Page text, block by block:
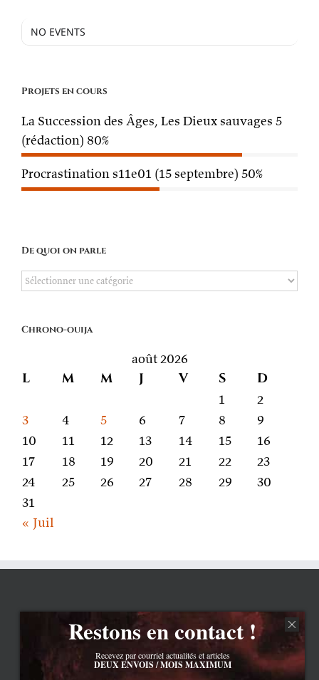
NO EVENTS
Projets en cours
La Succession des Âges, Les Dieux sauvages 5
(rédaction) 80%
Procrastination s11e01 (15 septembre) 50%
De quoi on parle
De
parle
Chrono-ouija
août 2026
L M M J V S D
1
2
3
4 5 6 7 8
9
10
11 12 13 14 15
16
17
18 19 20 21 22
23
24
25 26 27 28 29
30
31
« Juil
Restons en contact !
Recevez par courriel actualités et articles
DEUX ENVOIS / MOIS MAXIMUM